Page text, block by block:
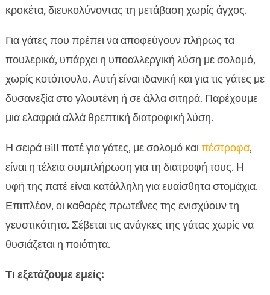
κροκέτα, διευκολύνοντας τη μετάβαση χωρίς άγχος.
Για γάτες που πρέπει να αποφεύγουν πλήρως τα
πουλερικά, υπάρχει η υποαλλεργική λύση με σολομό,
χωρίς κοτόπουλο. Αυτή είναι ιδανική και για τις γάτες με
δυσανεξία στο γλουτένη ή σε άλλα σιτηρά. Παρέχουμε
μια ελαφριά αλλά θρεπτική διατροφική λύση.
Η σειρά Bill πατέ για γάτες, με σολομό καιπέστροφα,
είναι η τέλεια συμπλήρωση για τη διατροφή τους. Η
υφή της πατέ είναι κατάλληλη για ευαίσθητα στομάχια.
Επιπλέον, οι καθαρές πρωτεΐνες της ενισχύουν τη
γευστικότητα. Σέβεται τις ανάγκες της γάτας χωρίς να
θυσιάζεται η ποιότητα.
Τι εξετάζουμε εμείς: